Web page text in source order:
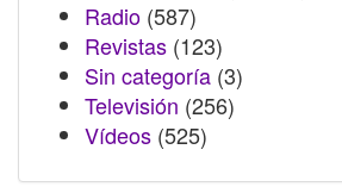
Radio (587)
Revistas (123)
Sin categoría (3)
Televisión (256)
Vídeos (525)